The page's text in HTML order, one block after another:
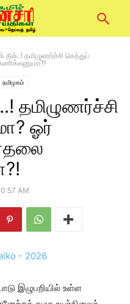
திக்..! தமிழுணர்ச்சி செத்துப்
தமிழகம்
தமிழுணர்ச்சி
ஓர்
AM
இழுபறியில் உள்ள